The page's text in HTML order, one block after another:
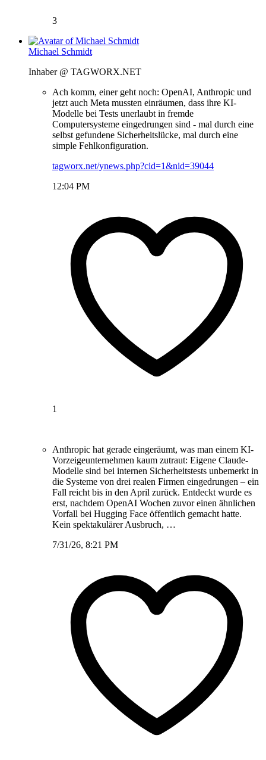
3
Michael Schmidt
Inhaber @ TAGWORX.NET
Ach komm, einer geht noch: OpenAI, Anthropic und
jetzt auch Meta mussten einräumen, dass ihre KI-
Modelle bei Tests unerlaubt in fremde
Computersysteme eingedrungen sind - mal durch eine
selbst gefundene Sicherheitslücke, mal durch eine
simple Fehlkonfiguration.
tagworx.net/ynews.php?cid=1&nid=39044
12:04 PM
1
Anthropic hat gerade eingeräumt, was man einem KI-
Vorzeigeunternehmen kaum zutraut: Eigene Claude-
Modelle sind bei internen Sicherheitstests unbemerkt in
die Systeme von drei realen Firmen eingedrungen – ein
Fall reicht bis in den April zurück. Entdeckt wurde es
erst, nachdem OpenAI Wochen zuvor einen ähnlichen
Vorfall bei Hugging Face öffentlich gemacht hatte.
Kein spektakulärer Ausbruch, …
7/31/26, 8:21 PM